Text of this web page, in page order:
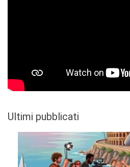
Ultimi pubblicati